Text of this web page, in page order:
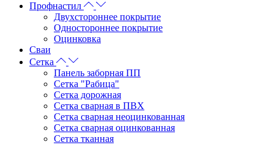
Профнастил
Двухстороннее покрытие
Одностороннее покрытие
Оцинковка
Сваи
Сетка
Панель заборная ПП
Сетка "Рабица"
Сетка дорожная
Сетка сварная в ПВХ
Сетка сварная неоцинкованная
Сетка сварная оцинкованная
Сетка тканная